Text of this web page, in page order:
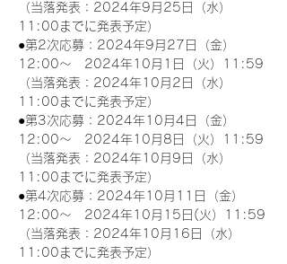
（当落発表：2024年9月25日（水）
11:00までに発表予定）
●第2次応募：2024年9月27日（金）
12:00～　2024年10月1日（火）11:59
（当落発表：2024年10月2日（水）
11:00までに発表予定）
●第3次応募：2024年10月4日（金）
12:00～　2024年10月8日（火）11:59
（当落発表：2024年10月9日（水）
11:00までに発表予定）
●第4次応募：2024年10月11日（金）
12:00～　2024年10月15日(火）11:59
（当落発表：2024年10月16日（水）
11:00までに発表予定）